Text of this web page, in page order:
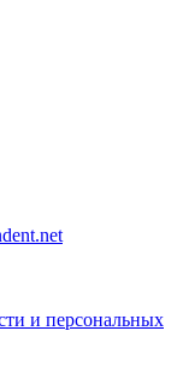
и персональных